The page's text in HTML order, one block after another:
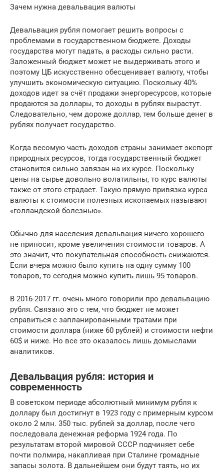
Зачем нужна девальвация валюты
Девальвация рубля помогает решить вопросы с
проблемами в государственном бюджете. Доходы
государства могут падать, а расходы сильно расти.
Заложенный бюджет может не выдерживать этого и
поэтому ЦБ искусственно обесценивает валюту, чтобы
улучшить экономическую ситуацию. Поскольку 40%
доходов идет за счёт продажи энергоресурсов, которые
продаются за доллары, то доходы в рублях вырастут.
Следовательно, чем дороже доллар, тем больше денег в
рублях получает государство.
Когда весомую часть доходов страны занимает экспорт
природных ресурсов, тогда государственный бюджет
становится сильно завязан на их курсе. Поскольку
цены на сырье довольно волатильны, то курс валюты
также от этого страдает. Такую прямую привязка курса
валюты к стоимости полезных ископаемых называют
«голландской болезнью».
Обычно для населения девальвация ничего хорошего
не приносит, кроме увеличения стоимости товаров. А
это значит, что покупательная способность снижаются.
Если вчера можно было купить на одну сумму 100
товаров, то сегодня можно купить лишь 95 товаров.
В 2016-2017 гг. очень много говорили про девальвацию
рубля. Связано это с тем, что бюджет не может
справиться с запланированными тратами при
стоимости доллара (ниже 60 рублей) и стоимости нефти
60$ и ниже. Но все это оказалось лишь домыслами
аналитиков.
Девальвация рубля: история и
современность
В советском периоде абсолютный минимум рубля к
доллару был достигнут в 1923 году с примерным курсом
около 2 млн. 350 тыс. рублей за доллар, после чего
последовала денежная реформа 1924 года. По
результатам второй мировой СССР подчиняет себе
почти полмира, накапливая при Сталине громадные
запасы золота. В дальнейшем они будут таять, но их